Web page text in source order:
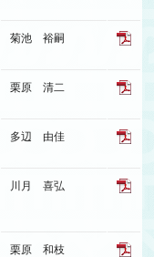
菊池 裕嗣
栗原 清二
多辺 由佳
川月 喜弘
栗原 和枝